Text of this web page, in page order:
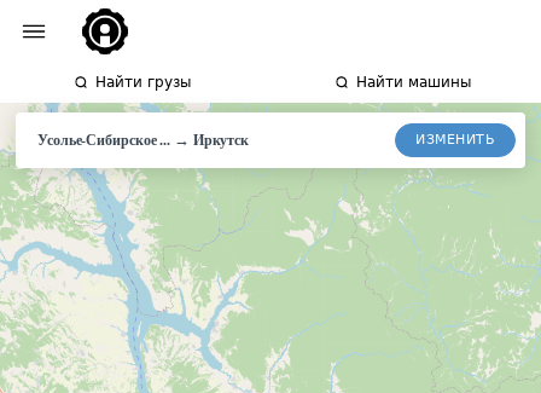
Найти грузы Найти машины
Усолье-Сибирское ... → Иркутск ИЗМЕНИТЬ